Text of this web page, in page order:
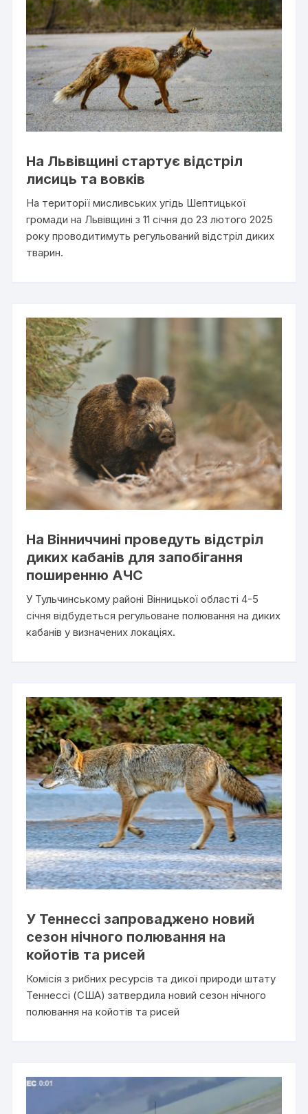
На Львівщині стартує відстріл
лисиць та вовків
На території мисливських угідь Шептицької
громади на Львівщині з 11 січня до 23 лютого 2025
року проводитимуть регульований відстріл диких
тварин.
На Вінниччині проведуть відстріл
диких кабанів для запобігання
поширенню АЧС
У Тульчинському районі Вінницької області 4-5
січня відбудеться регульоване полювання на диких
кабанів у визначених локаціях.
У Теннессі запроваджено новий
сезон нічного полювання на
койотів та рисей
Комісія з рибних ресурсів та дикої природи штату
Теннессі (США) затвердила новий сезон нічного
полювання на койотів та рисей